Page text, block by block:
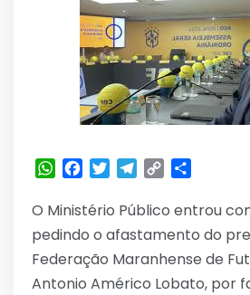
WhatsApp
Facebook
TwitterTelegram
Copy
O Ministério Público entrou
pedindo o afastamento do
Federação Maranhense de
Antonio Américo Lobato, por